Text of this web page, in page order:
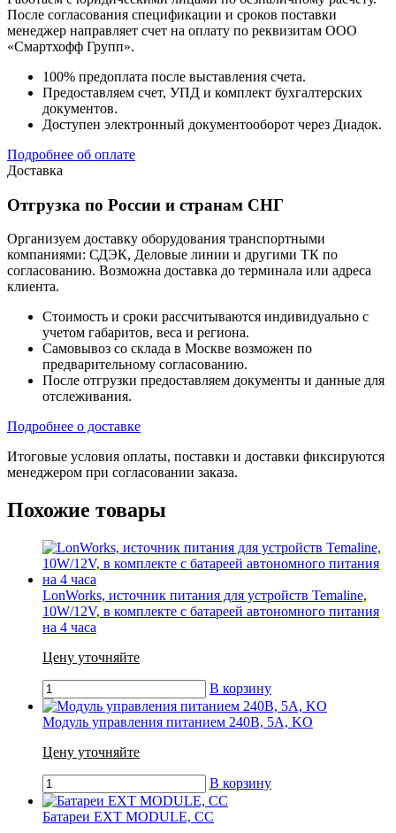
После согласования спецификации и сроков поставки
менеджер направляет счет на оплату по реквизитам ООО
«Смартхофф Групп».
100% предоплата после выставления счета.
Предоставляем счет, УПД и комплект бухгалтерских
документов.
Доступен электронный документооборот через Диадок.
Подробнее об оплате
Доставка
Отгрузка по России и странам СНГ
Организуем доставку оборудования транспортными
компаниями: СДЭК, Деловые линии и другими ТК по
согласованию. Возможна доставка до терминала или адреса
клиента.
Стоимость и сроки рассчитываются индивидуально с
учетом габаритов, веса и региона.
Самовывоз со склада в Москве возможен по
предварительному согласованию.
После отгрузки предоставляем документы и данные для
отслеживания.
Подробнее о доставке
Итоговые условия оплаты, поставки и доставки фиксируются
менеджером при согласовании заказа.
Похожие товары
LonWorks, источник питания для устройств Temaline,
10W/12V, в комплекте с батареей автономного питания
на 4 часа
Цену уточняйте
В корзину
Модуль управления питанием 240В, 5А, KO
Цену уточняйте
В корзину
Батареи EXT MODULE, CC